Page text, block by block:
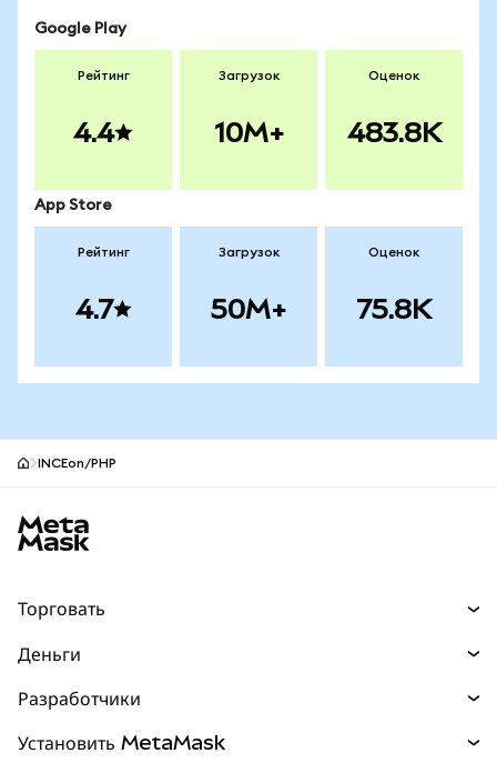
Google Play
Рейтинг
4.4
Загрузок
10M+
Оценок
483.8K
App Store
Рейтинг
4.7
Загрузок
50M+
Оценок
75.8K
INCEon/PHP
Торговать
Прогнозы
Перпы НОВИНКА
Деньги
mUSD
Разработчики
Установить MetaMask